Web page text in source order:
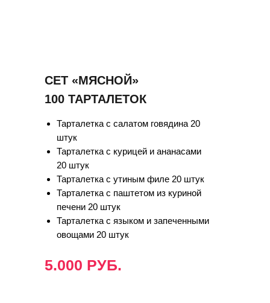
СЕТ «МЯСНОЙ»
100 ТАРТАЛЕТОК
Тарталетка с салатом говядина 20
штук
Тарталетка с курицей и ананасами
20 штук
Тарталетка с утиным филе 20 штук
Тарталетка с паштетом из куриной
печени 20 штук
Тарталетка с языком и запеченными
овощами 20 штук
5.000 РУБ.